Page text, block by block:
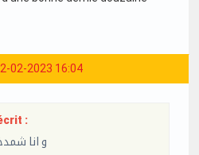
02-2023 16:04
:
و انا